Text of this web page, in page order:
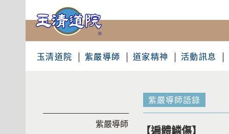
玉清道院 紫嚴導師 道家精神 活動訊息
紫嚴導師語錄
【遍體鱗傷】
紫嚴導師